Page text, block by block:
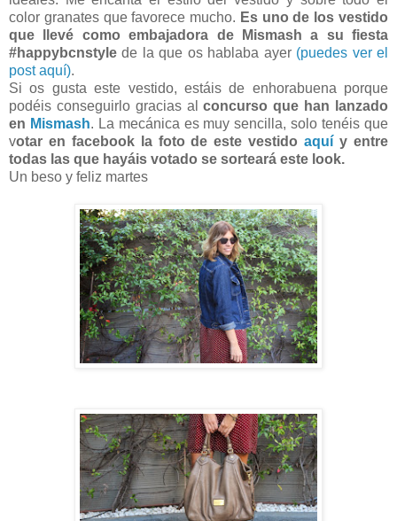
color granates que favorece mucho. Es uno de los vestido
que llevé como embajadora de Mismash a su fiesta
#happybcnstyle de la que os hablaba ayer (puedes ver el
post aquí).
Si os gusta este vestido, estáis de enhorabuena porque
podéis conseguirlo gracias alconcurso que han lanzado
en Mismash. La mecánica es muy sencilla, solo tenéis que
votar en facebook la foto de este vestidoaquíy entre
todas las que hayáis votado se sorteará este look.
Un beso y feliz martes